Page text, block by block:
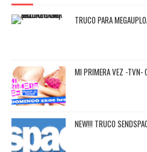
TRUCO PARA
MI PRIMERA VEZ -TVN-
NEW!!! TRUCO